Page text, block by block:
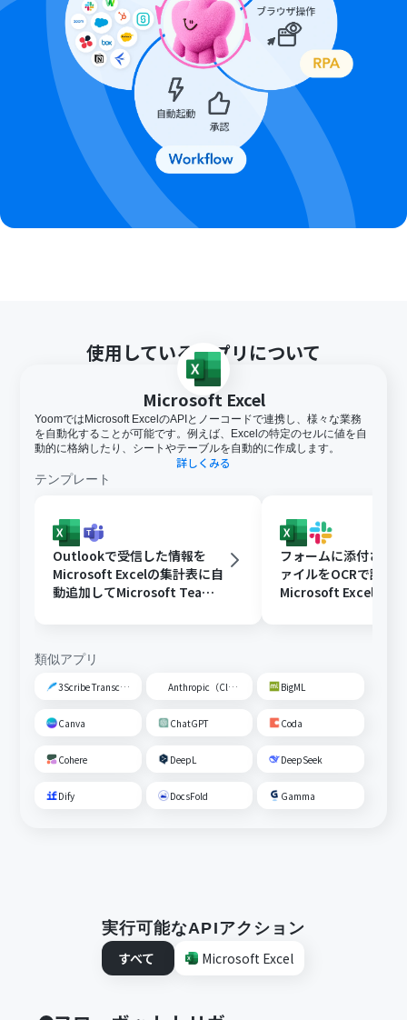
使用しているアプリについて
Microsoft Excel
YoomではMicrosoft ExcelのAPIとノーコードで連携し、様々な業務
を自動化することが可能です。例えば、Excelの特定のセルに値を自
動的に格納したり、シートやテーブルを自動的に作成します。
詳しくみる
テンプレート
Outlookで受信した情報を
Microsoft Excelの集計表に自
動追加してMicrosoft Teams
フォームに添付され
ァイルをOCRで読み
Microsoft Excelに格
類似アプリ
3Scribe Transcription Anthropic（Claude） BigML
Canva ChatGPT Coda
Cohere DeepL DeepSeek
Dify DocsFold Gamma
実行可能なAPIアクション
すべて
Microsoft Excel